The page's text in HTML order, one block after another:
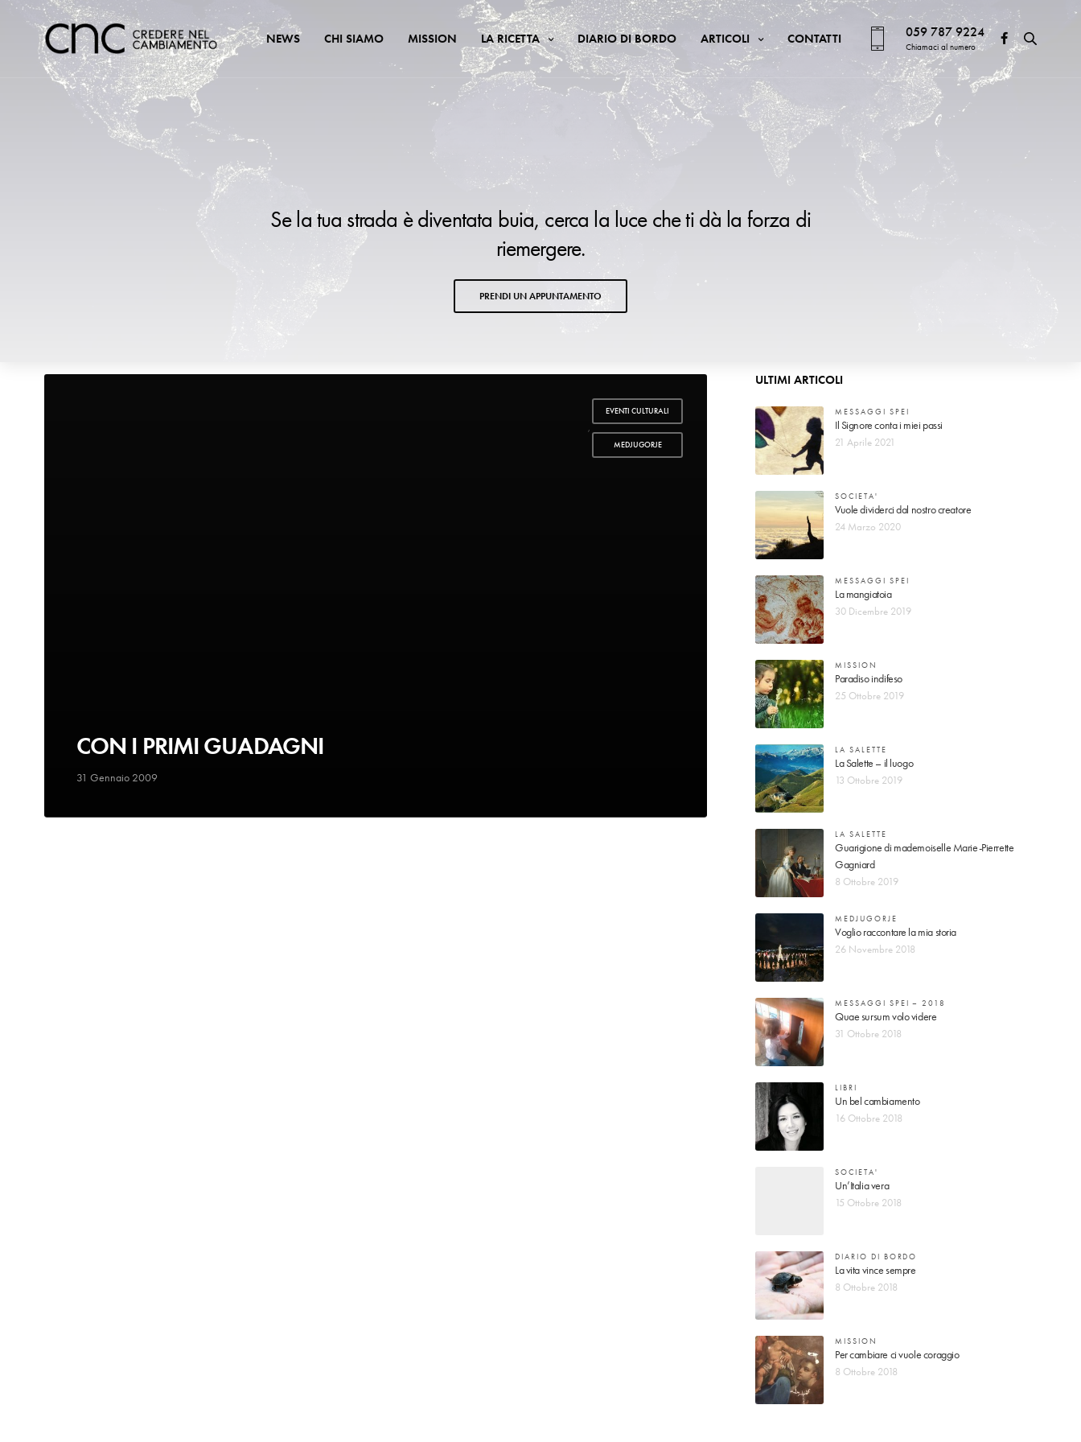
NEWS CHI SIAMO MISSION LA RICETTA DIARIO DI BORDO ARTICOLI CONTATTI 059 787 9224
Chiamaci al numero
Se la tua strada è diventata buia, cerca la luce che ti dà la forza di
riemergere.
PRENDI UN APPUNTAMENTO
EVENTI CULTURALI
,
MEDJUGORJE
CON I PRIMI GUADAGNI
31 Gennaio 2009
ULTIMI ARTICOLI
MESSAGGI SPEI
Il Signore conta i miei passi
21 Aprile 2021
SOCIETA'
Vuole dividerci dal nostro creatore
24 Marzo 2020
MESSAGGI SPEI
La mangiatoia
30 Dicembre 2019
MISSION
Paradiso indifeso
25 Ottobre 2019
LA SALETTE
La Salette – il luogo
13 Ottobre 2019
LA SALETTE
Guarigione di mademoiselle Marie-Pierrette
Gagniard
8 Ottobre 2019
MEDJUGORJE
Voglio raccontare la mia storia
26 Novembre 2018
MESSAGGI SPEI – 2018
Quae sursum volo videre
31 Ottobre 2018
LIBRI
Un bel cambiamento
16 Ottobre 2018
SOCIETA'
Un’Italia vera
15 Ottobre 2018
DIARIO DI BORDO
La vita vince sempre
8 Ottobre 2018
MISSION
Per cambiare ci vuole coraggio
8 Ottobre 2018